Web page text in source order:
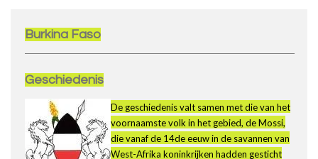
Burkina Faso
Geschiedenis
De geschiedenis valt samen met die van het
voornaamste volk in het gebied, de Mossi,
die vanaf de 14de eeuw in de savannen van
West-Afrika koninkrijken hadden gesticht